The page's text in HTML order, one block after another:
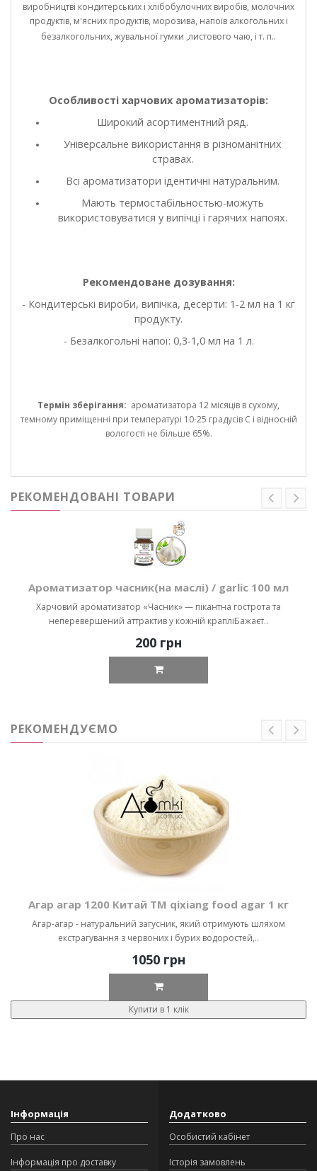
виробництві кондитерських і хлібобулочних виробів, молочних
продуктів, м'ясних продуктів, морозива, напоїв алкогольних і
безалкогольних, жувальної гумки ,листового чаю, і т. п..
Особливості харчових ароматизаторів:
Широкий асортиментний ряд.
Універсальне використання в різноманітних
стравах.
Всі ароматизатори ідентичні натуральним.
Мають термостабільностью-можуть
використовуватися у випічці і гарячих напоях.
Рекомендоване дозування:
- Кондитерські вироби, випічка, десерти: 1-2 мл на 1 кг
продукту.
- Безалкогольні напої: 0,3-1,0 мл на 1 л.
Термін зберігання: ароматизатора 12 місяців в сухому,
темному приміщенні при температурі 10-25 градусів С і відносній
вологості не більше 65%.
РЕКОМЕНДОВАНІ ТОВАРИ
Ароматизатор часник(на маслі) / garlic 100 мл
Харчовий ароматизатор «Часник» — пікантна гострота та
неперевершений аттрактив у кожній крапліБажаєт..
200 грн
РЕКОМЕНДУЄМО
Агар агар 1200 Китай ТМ qixiang food agar 1 кг
Агар-агар - натуральний загусник, який отримують шляхом
екстрагування з червоних і бурих водоростей,..
1050 грн
Купити в 1 клік
Інформація
Про нас
Інформація про доставку
Додатково
Особистий кабінет
Історія замовлень